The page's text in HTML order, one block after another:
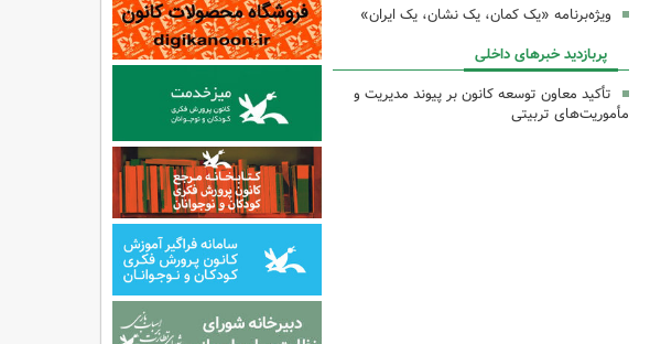
ویژه‌برنامه «یک کمان، یک نشان، یک ایران»
پربازدید خبرهای داخلی
تأکید معاون توسعه کانون بر پیوند مدیریت و
مأموریت‌های تربیتی